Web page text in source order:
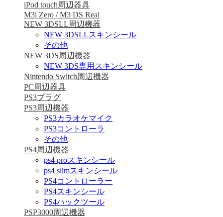
iPod touch周辺器具
M3i Zero / M3 DS Real
NEW 3DSLL周辺機器
NEW 3DSLLスキンシール
その他
NEW 3DS周辺機器
NEW 3DS専用スキンシール
Nintendo Switch周辺機器
PC周辺器具
PS3プラグ
PS3周辺機器
PS3カラオケマイク
PS3コントローラ
その他
PS4周辺機器
ps4 proスキンシール
ps4 slimスキンシール
PS4コントローラー
PS4スキンシール
PS4ハックツール
PSP3000周辺機器